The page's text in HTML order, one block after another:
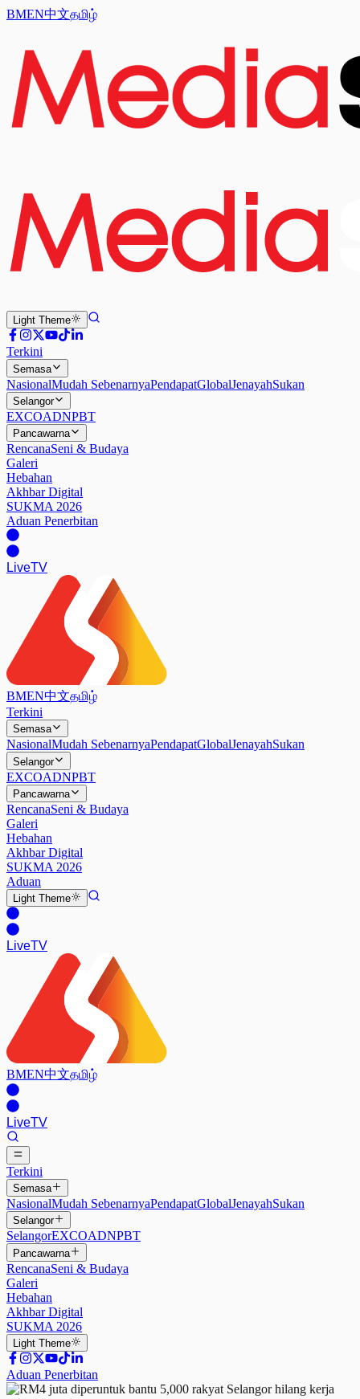
BMEN中文தமிழ்
Light Theme
Terkini
Semasa
NasionalMudah SebenarnyaPendapatGlobalJenayahSukan
Selangor
EXCOADNPBT
Pancawarna
RencanaSeni & Budaya
Galeri
Hebahan
Akhbar Digital
SUKMA 2026
Aduan Penerbitan
LiveTV
BMEN中文தமிழ்
Terkini
Semasa
NasionalMudah SebenarnyaPendapatGlobalJenayahSukan
Selangor
EXCOADNPBT
Pancawarna
RencanaSeni & Budaya
Galeri
Hebahan
Akhbar Digital
SUKMA 2026
Aduan
Light Theme
LiveTV
BMEN中文தமிழ்
LiveTV
Terkini
Semasa
NasionalMudah SebenarnyaPendapatGlobalJenayahSukan
Selangor
SelangorEXCOADNPBT
Pancawarna
RencanaSeni & Budaya
Galeri
Hebahan
Akhbar Digital
SUKMA 2026
Light Theme
Aduan Penerbitan